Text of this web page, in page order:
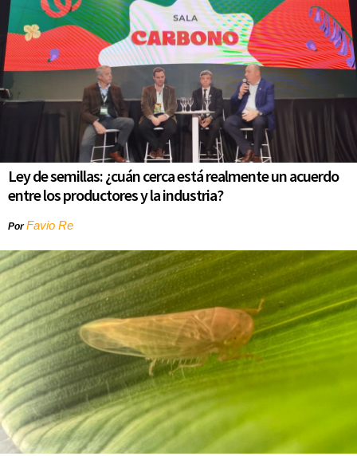
Ley de semillas: ¿cuán cerca está realmente un acuerdo
entre los productores y la industria?
PorFavio Re